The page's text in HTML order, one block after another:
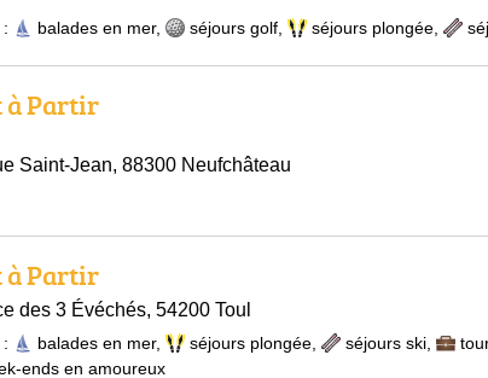
balades en mer, séjours golf séjours plongée
à Partir
Saint-Jean, 88300 Neufchâteau
à Partir
des 3 Évéchés, 54200 Toul
balades en mer, séjours plongée séjours ski
ends en amoureux